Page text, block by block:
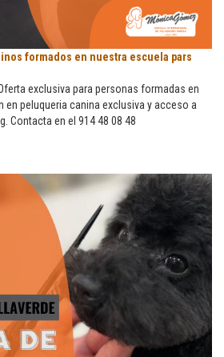
formados en nuestra escuela pars
exclusiva para personas formadas en
en peluqueria canina exclusiva y acceso a
Contacta en el 914 48 08 48